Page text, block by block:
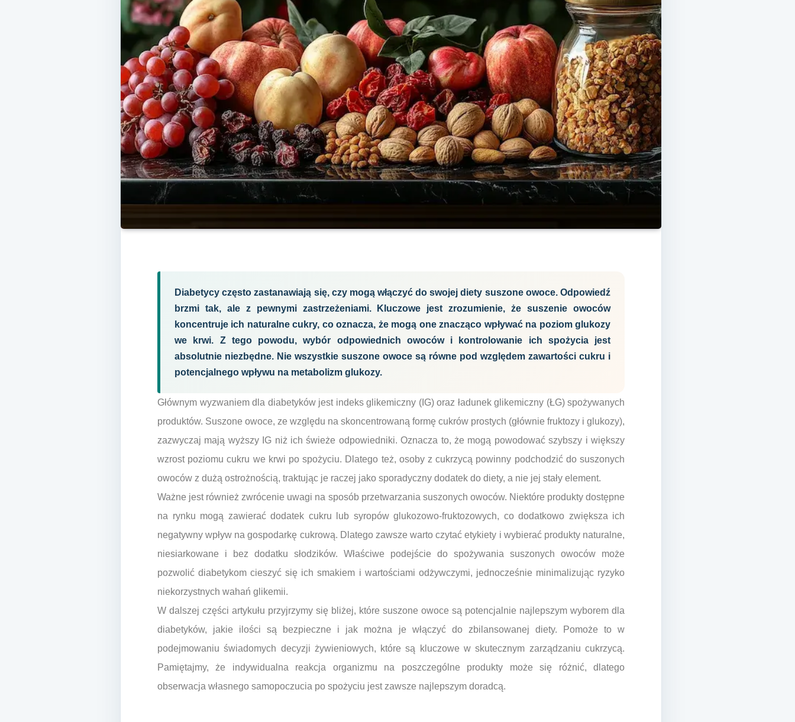
Diabetycy często zastanawiają się, czy mogą włączyć do swojej diety suszone owoce. Odpowiedź
brzmi tak, ale z pewnymi zastrzeżeniami. Kluczowe jest zrozumienie, że suszenie owoców
koncentruje ich naturalne cukry, co oznacza, że mogą one znacząco wpływać na poziom glukozy
we krwi. Z tego powodu, wybór odpowiednich owoców i kontrolowanie ich spożycia jest
absolutnie niezbędne. Nie wszystkie suszone owoce są równe pod względem zawartości cukru i
potencjalnego wpływu na metabolizm glukozy.
Głównym wyzwaniem dla diabetyków jest indeks glikemiczny (IG) oraz ładunek glikemiczny (ŁG) spożywanych
produktów. Suszone owoce, ze względu na skoncentrowaną formę cukrów prostych (głównie fruktozy i glukozy),
zazwyczaj mają wyższy IG niż ich świeże odpowiedniki. Oznacza to, że mogą powodować szybszy i większy
wzrost poziomu cukru we krwi po spożyciu. Dlatego też, osoby z cukrzycą powinny podchodzić do suszonych
owoców z dużą ostrożnością, traktując je raczej jako sporadyczny dodatek do diety, a nie jej stały element.
Ważne jest również zwrócenie uwagi na sposób przetwarzania suszonych owoców. Niektóre produkty dostępne
na rynku mogą zawierać dodatek cukru lub syropów glukozowo-fruktozowych, co dodatkowo zwiększa ich
negatywny wpływ na gospodarkę cukrową. Dlatego zawsze warto czytać etykiety i wybierać produkty naturalne,
niesiarkowane i bez dodatku słodzików. Właściwe podejście do spożywania suszonych owoców może
pozwolić diabetykom cieszyć się ich smakiem i wartościami odżywczymi, jednocześnie minimalizując ryzyko
niekorzystnych wahań glikemii.
W dalszej części artykułu przyjrzymy się bliżej, które suszone owoce są potencjalnie najlepszym wyborem dla
diabetyków, jakie ilości są bezpieczne i jak można je włączyć do zbilansowanej diety. Pomoże to w
podejmowaniu świadomych decyzji żywieniowych, które są kluczowe w skutecznym zarządzaniu cukrzycą.
Pamiętajmy, że indywidualna reakcja organizmu na poszczególne produkty może się różnić, dlatego
obserwacja własnego samopoczucia po spożyciu jest zawsze najlepszym doradcą.